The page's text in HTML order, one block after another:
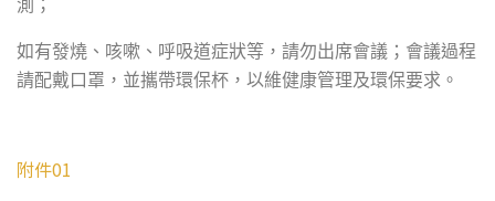
測；
如有發燒、咳嗽、呼吸道症狀等，請勿出席會議；會議過程
請配戴口罩，並攜帶環保杯，以維健康管理及環保要求。
附件01